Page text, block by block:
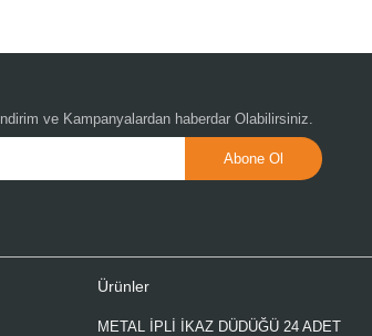
İndirim ve Kampanyalardanhaberdar Olabilirsiniz.
Ürünler
METAL İPLİ İKAZ DÜDÜĞÜ 24 ADET